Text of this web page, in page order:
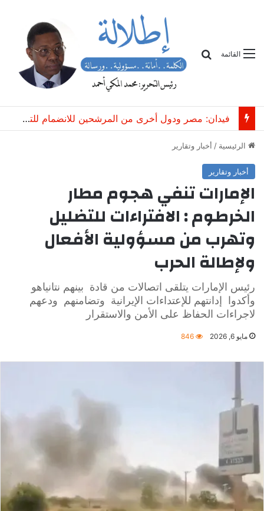
القائمة
فيدان: مصر ودول أخرى من المرشحين للانضمام للتحالف التركي السعودي الباكستاني
الرئيسية / أخبار وتقارير
أخبار وتقارير
الإمارات تنفي هجوم مطار
الخرطوم : الافتراءات للتضليل
وتهرب من مسؤولية الأفعال
ولإطالة الحرب
رئيس الإمارات يتلقى اتصالات من قادة بينهم نتانياهو
وأكدوا إدانتهم للإعتداءات الإيرانية وتضامنهم ودعهم
لاجراءات الحفاظ على الأمن والاستقرار
مايو 6, 2026 846